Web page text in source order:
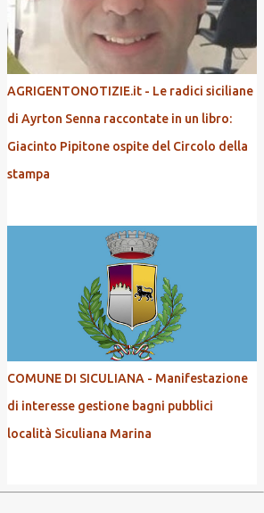
AGRIGENTONOTIZIE.it - Le radici siciliane
di Ayrton Senna raccontate in un libro:
Giacinto Pipitone ospite del Circolo della
stampa
COMUNE DI SICULIANA - Manifestazione
di interesse gestione bagni pubblici
località Siculiana Marina